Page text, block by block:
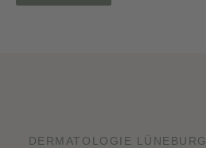
DERMATOLOGIE LÜNEBURG